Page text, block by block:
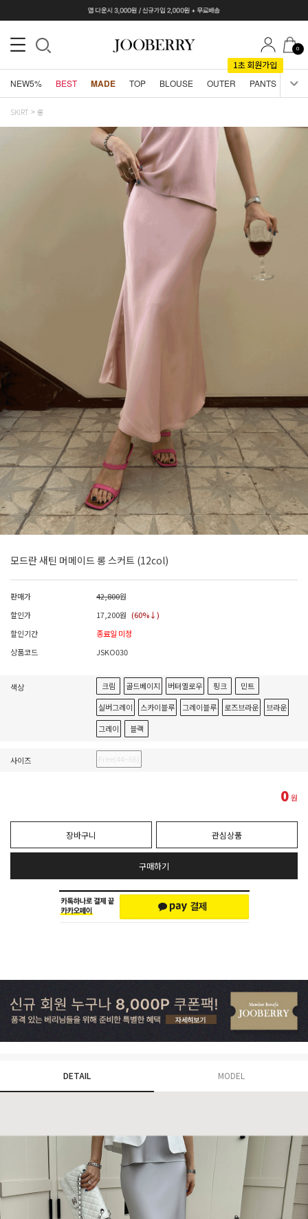
0
NEW5% BEST MADE TOP BLOUSE OUTER PANTS
SKIRT 롱
모드란 새틴 머메이드 롱 스커트 (12col)
판매가 42,800원
할인가
17,200원 (60%↓)
할인기간
종료일 미정
상품코드
JSKO030
색상 크림 골드베이지 버터옐로우 핑크
민트
실버그레이
스카이블루 그레이블루 로즈브라운
브라운
그레이
블랙
사이즈
0원
장바구니 관심상품
구매하기
DETAIL MODEL